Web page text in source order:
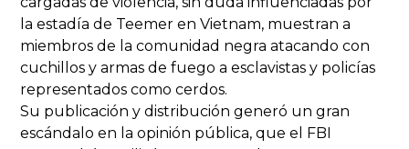
la estadía de Teemer en Vietnam, muestran a
miembros de la comunidad negra atacando con
cuchillos y armas de fuego a esclavistas y policías
representados como cerdos.
Su publicación y distribución generó un gran
escándalo en la opinión pública, que el FBI